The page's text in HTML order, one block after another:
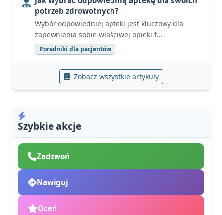
potrzeb zdrowotnych?
Wybór odpowiedniej apteki jest kluczowy dla
zapewnienia sobie właściwej opieki f...
Poradniki dla pacjentów
Zobacz wszystkie artykuły
Szybkie akcje
Zadzwoń
Nawiguj
Oceń